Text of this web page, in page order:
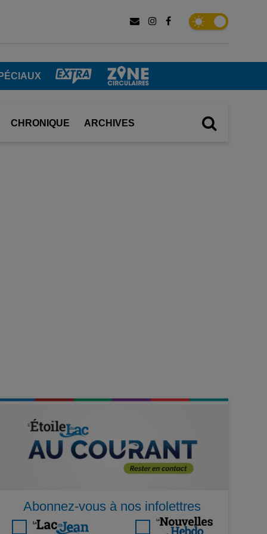
CHRONIQUE ARCHIVES
Abonnez-vous à nos infolettres